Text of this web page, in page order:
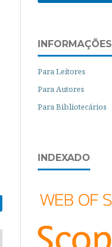
INFORMAÇÕES
Para Leitores
Para Autores
Para Bibliotecários
INDEXADO